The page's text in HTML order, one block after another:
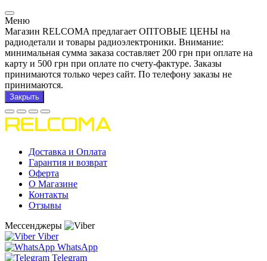
Меню
Магазин RELCOMA предлагает ОПТОВЫЕ ЦЕНЫ на
радиодетали и товары радиоэлектроники. Внимание:
минимальная сумма заказа составляет 200 грн при оплате на
карту и 500 грн при оплате по счету-фактуре. Заказы
принимаются только через сайт. По телефону заказы не
принимаются.
Закрыть
Доставка и Оплата
Гарантия и возврат
Оферта
О Магазине
Контакты
Отзывы
Мессенджеры
Viber
WhatsApp
Telegram